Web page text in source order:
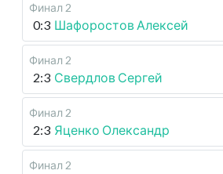
Финал 2
0:3 Шафоростов Алексей
Финал 2
2:3 Свердлов Сергей
Финал 2
2:3 Яценко Олександр
Финал 2